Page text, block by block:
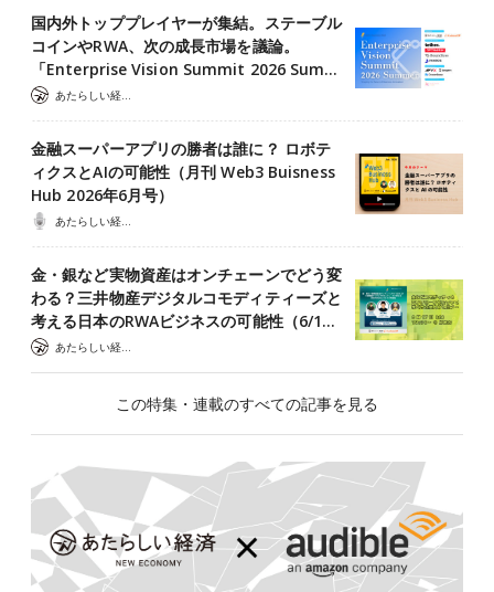
国内外トッププレイヤーが集結。ステーブル
コインやRWA、次の成長市場を議論。
「Enterprise Vision Summit 2026 Sum…
金融スーパーアプリの勝者は誰に？ ロボテ
ィクスとAIの可能性（月刊 Web3 Buisness
Hub 2026年6月号）
金・銀など実物資産はオンチェーンでどう変
わる？三井物産デジタルコモディティーズと
考える日本のRWAビジネスの可能性（6/1…
この特集・連載のすべての記事を見る